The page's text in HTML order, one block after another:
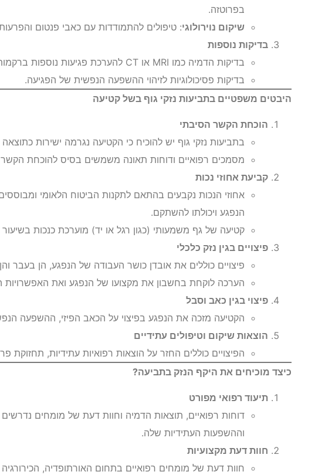
בפרוטזה.
שיקום נוירולוגי: טיפולים להתמודדות עם כאבי פנטום
בדיקות נוספות
בדיקות הדמיה כמו MRI או CT להערכת פגיעות נוספות ברקמות הסמוכות.
בדיקות פסיכולוגיות לזיהוי ההשפעה הנפשית של הפגיעה.
היבטים משפטיים בתביעות נזקי גוף בשל קטיעה
הוכחת הקשר הסיבתי
בתביעות נזקי גוף יש להוכיח כי הקטיעה נגרמה ישירות
מסמכים רפואיים ודוחות תאונה משמשים בסיס להוכחת
קביעת אחוזי נכות
אחוזי הנכות נקבעים בהתאם לתקנות הביטוח הלאומי
הנפגע ויכולתו להשתקם.
קטיעה של גף משמעותי (כגון רגל או יד) מוערכת כנכות
פיצויים בגין נזק כלכלי
פיצויים כוללים את אובדן כושר העבודה של הנפגע, הן בעבר
הערכה לוקחת בחשבון את מקצועו של הנפגע ואת האפשרויות
פיצוי בגין כאב וסבל
הקטיעה מזכה את הנפגע בפיצוי על הכאב הפיזי, ההשפעה
הוצאות שיקום וטיפולים עתידיים
הפיצויים כוללים החזר על הוצאות רפואיות עתידיות, תחזוקת
כיצד מוכיחים את היקף הנזק בתביעה?
תיעוד רפואי מפורט
דוחות רפואיים, תוצאות הדמיה וחוות דעת של מומחים
וההשפעות העתידיות שלה.
חוות דעת מקצועיות
חוות דעת של מומחים רפואיים בתחום האורתופדיה, הכירורגיה